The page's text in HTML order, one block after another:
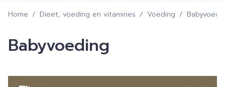
Home / Dieet, voeding en vitamines / Voeding /
Babyvoeding